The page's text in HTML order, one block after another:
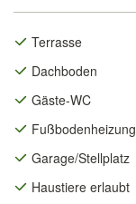
Terrasse
Dachboden
Gäste-WC
Fußbodenheizung
Garage/Stellplatz
Haustiere erlaubt